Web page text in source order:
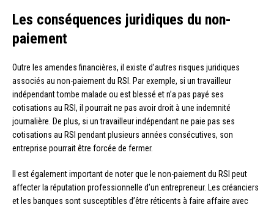
Les conséquences juridiques du non-
paiement
Outre les amendes financières, il existe d’autres risques juridiques
associés au non-paiement du RSI. Par exemple, si un travailleur
indépendant tombe malade ou est blessé et n’a pas payé ses
cotisations au RSI, il pourrait ne pas avoir droit à une indemnité
journalière. De plus, si un travailleur indépendant ne paie pas ses
cotisations au RSI pendant plusieurs années consécutives, son
entreprise pourrait être forcée de fermer.
Il est également important de noter que le non-paiement du RSI peut
affecter la réputation professionnelle d’un entrepreneur. Les créanciers
et les banques sont susceptibles d’être réticents à faire affaire avec